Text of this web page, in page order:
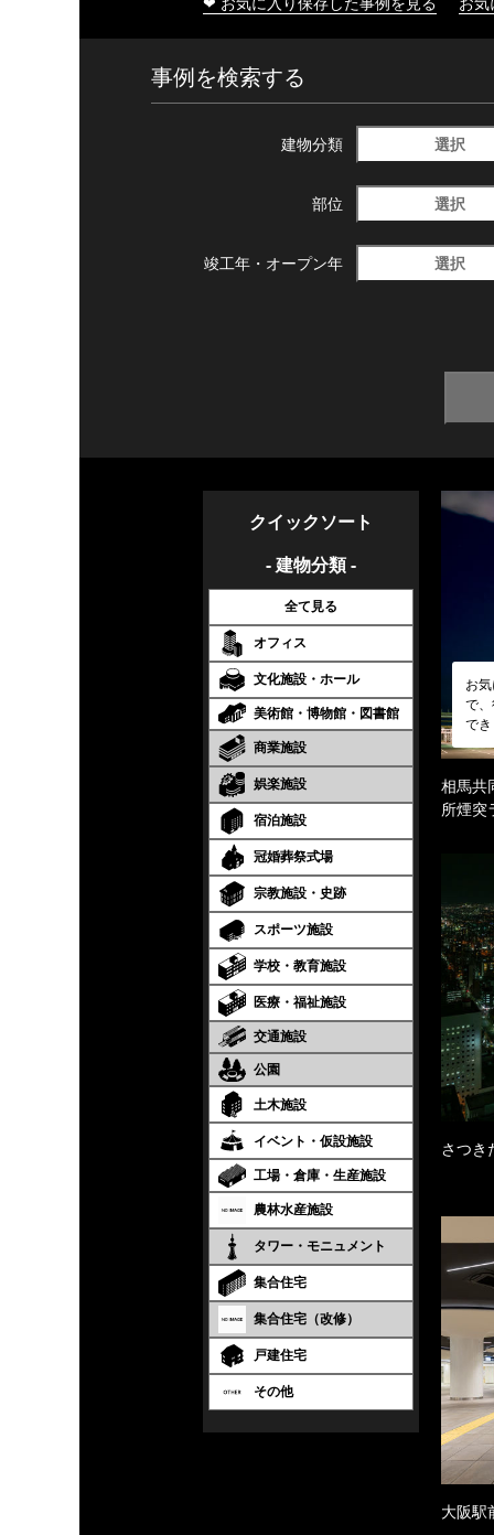
事例を検索する
建物分類 選択
部位 選択
竣工年・ オープン年 選択
クイックソート
- 建物分類 -
全て見る
オフィス
文化施設・ホール
美術館・博物館・図書館
商業施設
娯楽施設
宿泊施設
冠婚葬祭式場
宗教施設・史跡
スポーツ施設
学校・教育施設
医療・福祉施設
交通施設
公園
土木施設
イベント・仮設施設
工場・倉庫・生産施設
農林水産施設
タワー・モニュメント
集合住宅
集合住宅（改修）
戸建住宅
その他
お
で
で
相馬共
所煙突
さつき
大阪